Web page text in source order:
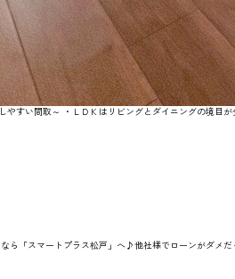
やすい間取～ ・ＬＤＫはリビングとダイニングの境目
ら「スマートプラス松戸」へ♪他社様でローンがダメ